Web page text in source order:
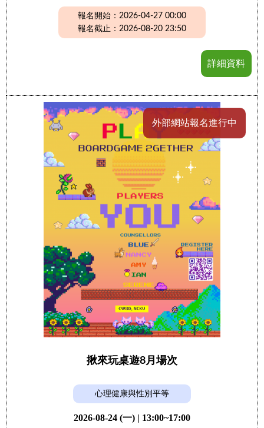
報名開始：2026-04-27 00:00
報名截止：2026-08-20 23:50
詳細資料
外部網站報名進行中
揪來玩桌遊8月場次
心理健康與性別平等
2026-08-24 (一) | 13:00~17:00